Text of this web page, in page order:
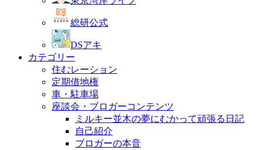
総研公式
DSアキ
カテゴリー
住むレーション
定期借地権
車・駐車場
座談会・ブロガーコンテンツ
ミルキー並木の夢にむかって頑張る日記
自己紹介
ブロガーの本音